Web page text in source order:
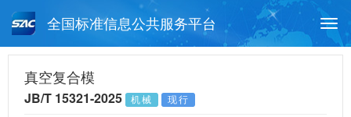
全国标准信息公共服务平台
月报查询 标准公告查询
真空复合模
JB/T 15321-2025 机械 现行